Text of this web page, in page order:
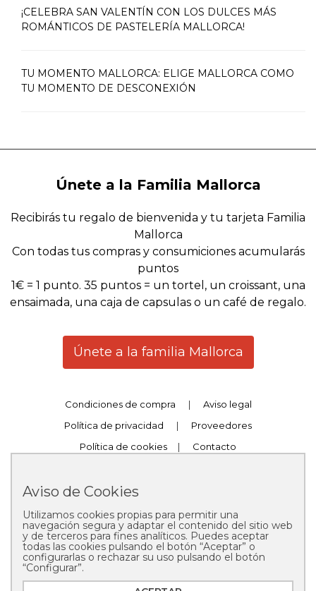
¡CELEBRA SAN VALENTÍN CON LOS DULCES MÁS
ROMÁNTICOS DE PASTELERÍA MALLORCA!
TU MOMENTO MALLORCA: ELIGE MALLORCA COMO
TU MOMENTO DE DESCONEXIÓN
Únete a la Familia Mallorca
Recibirás tu regalo de bienvenida y tu tarjeta Familia
Mallorca
Con todas tus compras y consumiciones acumularás
puntos
1€ = 1 punto. 35 puntos = un tortel, un croissant, una
ensaimada, una caja de capsulas o un café de regalo.
Únete a la familia Mallorca
Condiciones de compra |
Aviso legal
Política de privacidad
|
Proveedores
Política de cookies
|
Contacto
Copyright © 2025 Pastelería Mallorca
Aviso de Cookies
Utilizamos cookies propias para permitir una
navegación segura y adaptar el contenido del sitio web
y de terceros para fines analíticos. Puedes aceptar
todas las cookies pulsando el botón “Aceptar” o
configurarlas o rechazar su uso pulsando el botón
“Configurar”.